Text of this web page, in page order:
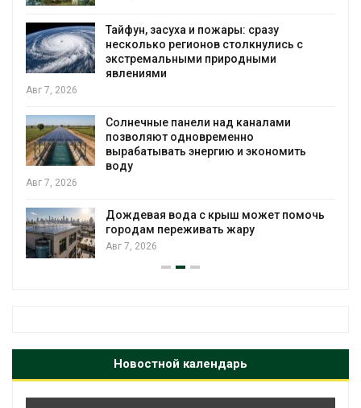
Тайфун, засуха и пожары: сразу
несколько регионов столкнулись с
экстремальными природными
явлениями
Авг 7, 2026
Солнечные панели над каналами
позволяют одновременно
вырабатывать энергию и экономить
воду
Авг 7, 2026
Дождевая вода с крыш может помочь
городам переживать жару
Авг 7, 2026
Новостной календарь